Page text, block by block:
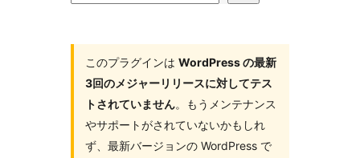
このプラグインは WordPress の最新
3回のメジャーリリースに対してテス
トされていません。もうメンテナンス
やサポートがされていないかもしれ
ず、最新バージョンの WordPress で